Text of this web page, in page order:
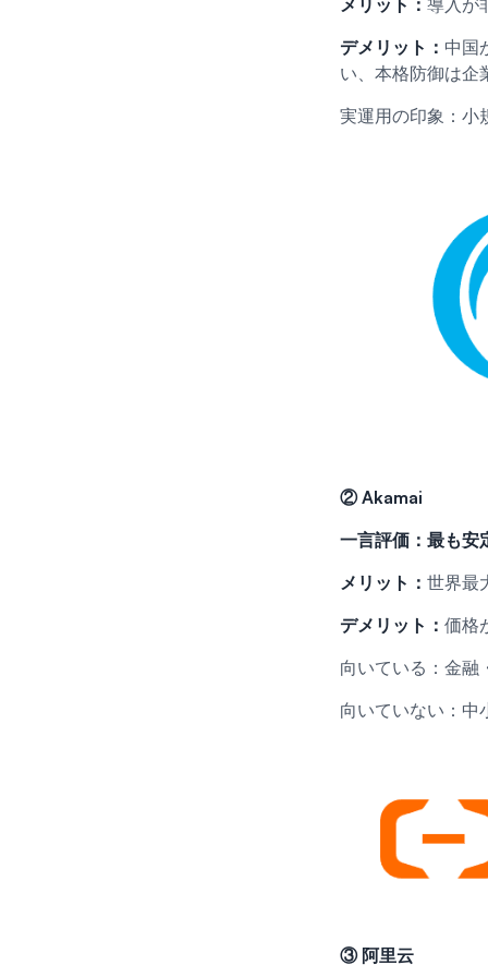
メリット： 導入が
デメリット： 中国
い、本格防御は企
実運用の印象：小
②Akamai
一言評価：最も安
メリット： 世界最
デメリット： 価格
向いている：金融
向いていない：中
③ 阿里云